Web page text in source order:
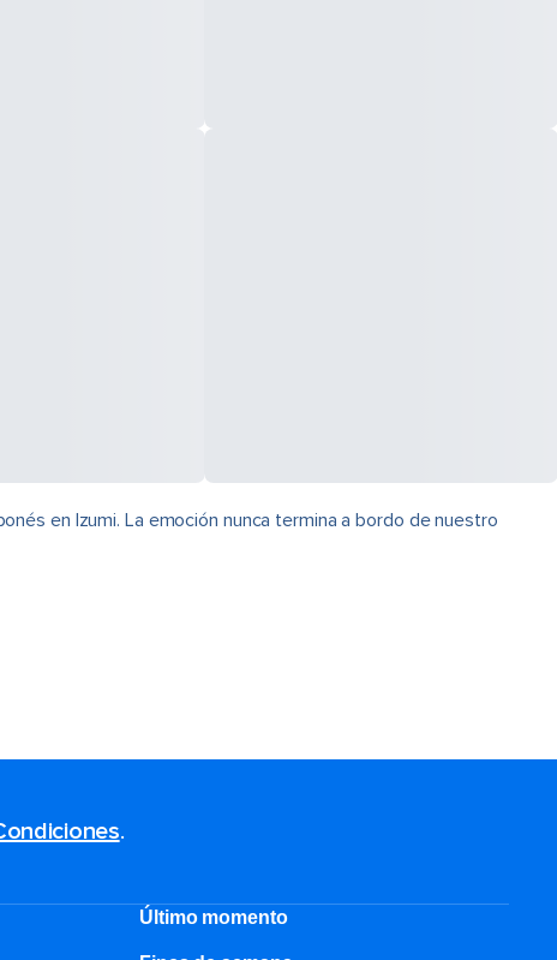
en Izumi. La emoción nunca termina a bordo de nuestro
.
Último momento